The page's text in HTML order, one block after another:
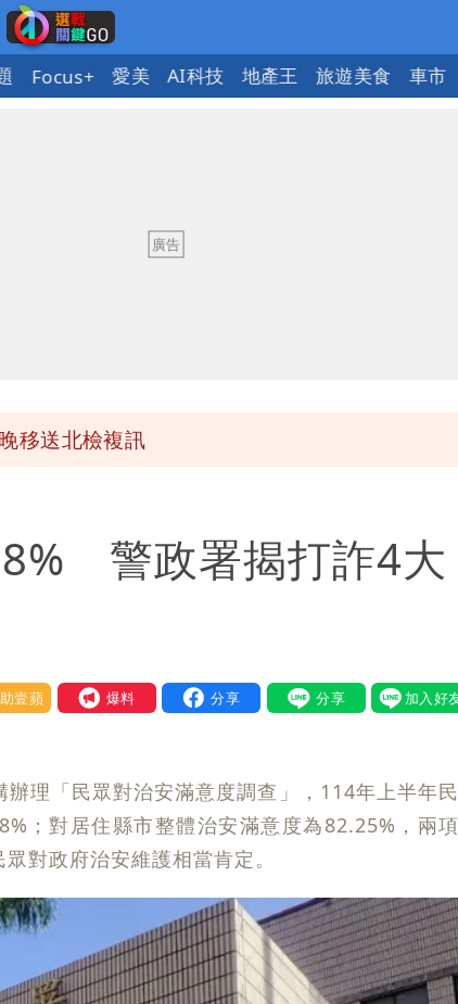
Focus+ 愛美 AI科技 地產王 旅遊美食 車市
移送北檢複訊
變五五波
淚
節避而不談
：真的該緊張了
覺不對
看出睿智
警政署揭打詐4大
蘋 我要爆料
理「民眾對治安滿意度調查」，114年上半年民
；對居住縣市整體治安滿意度為82.25%，兩項
對政府治安維護相當肯定。